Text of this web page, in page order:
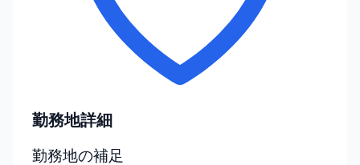
勤務地詳細
勤務地の補足